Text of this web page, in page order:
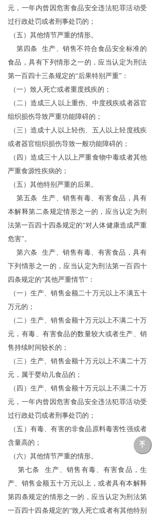
元，一年内曾因危害食品安全违法犯罪活动受
过行政处罚或者刑事处罚的；
（五）其他情节严重的情形。
第四条 生产、销售不符合食品安全标准的
食品，具有下列情形之一的，应当认定为刑法
第一百四十三条规定的“后果特别严重”：
（一）致人死亡或者重度残疾的；
（二）造成三人以上重伤、中度残疾或者器官
组织损伤导致严重功能障碍的；
（三）造成十人以上轻伤、五人以上轻度残疾
或者器官组织损伤导致一般功能障碍的；
（四）造成三十人以上严重食物中毒或者其他
严重食源性疾病的；
（五）其他特别严重的后果。
第五条 生产、销售有毒、有害食品，具有
本解释第二条规定情形之一的，应当认定为刑
法第一百四十四条规定的“对人体健康造成严重
危害”。
第六条 生产、销售有毒、有害食品，具有
下列情形之一的，应当认定为刑法第一百四十
四条规定的“其他严重情节”：
（一）生产、销售金额二十万元以上不满五十
万元的；
（二）生产、销售金额十万元以上不满二十万
元，有毒、有害食品的数量较大或者生产、销
售持续时间较长的；
（三）生产、销售金额十万元以上不满二十万
元，属于婴幼儿食品的；
（四）生产、销售金额十万元以上不满二十万
元，一年内曾因危害食品安全违法犯罪活动受
过行政处罚或者刑事处罚的；
（五）有毒、有害的非食品原料毒害性强或者
含量高的；
（六）其他情节严重的情形。
第七条 生产、销售有毒、有害食品，生
产、销售金额五十万元以上，或者具有本解释
第四条规定的情形之一的，应当认定为刑法第
一百四十四条规定的“致人死亡或者有其他特别
녠